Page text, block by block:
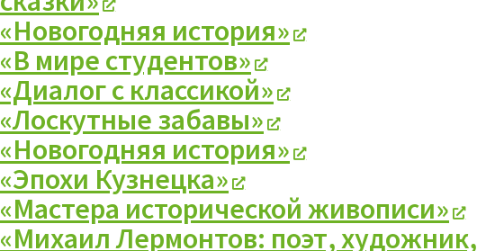
«Новогодняя история»
«В мире студентов»
«Диалог с классикой»
«Лоскутные забавы»
«Новогодняя история»
«Эпохи Кузнецка»
«Мастера исторической живописи»
«Михаил Лермонтов: поэт, художник,